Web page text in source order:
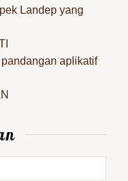
Landep yang
aplikatif